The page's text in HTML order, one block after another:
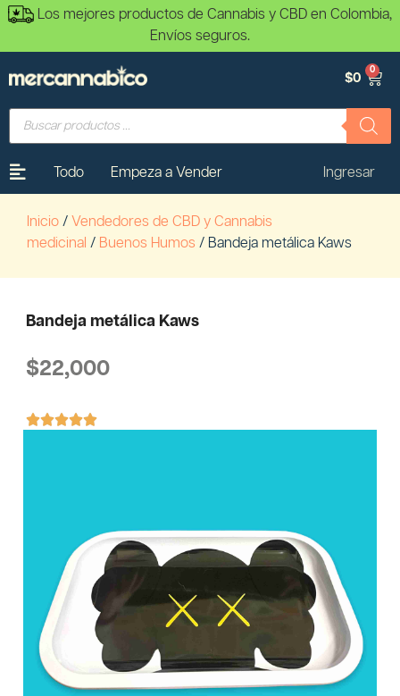
Los mejores productos de Cannabis y CBD en Colombia,
Envíos seguros.
$0
0
Todo Empeza a Vender Ingresar
Inicio / Vendedores de CBD y Cannabis
medicinal / Buenos Humos / Bandeja metálica Kaws
Bandeja metálica Kaws
$22,000
